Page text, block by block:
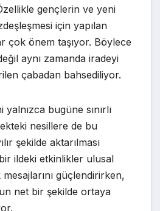
gençlerin ve yeni
için yapılan
çok önem taşıyor. Böylece
aynı zamanda iradeyi
çabadan bahsediliyor.
bugüne sınırlı
nesillere de bu
şekilde aktarılması
ildeki etkinlikler ulusal
güçlendirirken,
net bir şekilde ortaya